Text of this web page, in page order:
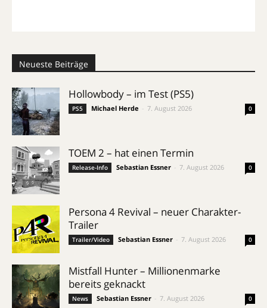
Neueste Beiträge
Hollowbody – im Test (PS5)
PS5 Michael Herde 7. August 2026 0
TOEM 2 – hat einen Termin
Release-Info Sebastian Essner 7. August 2026 0
Persona 4 Revival – neuer Charakter-
Trailer
Trailer/Video Sebastian Essner 7. August 2026 0
Mistfall Hunter – Millionenmarke
bereits geknackt
News Sebastian Essner 7. August 2026 0